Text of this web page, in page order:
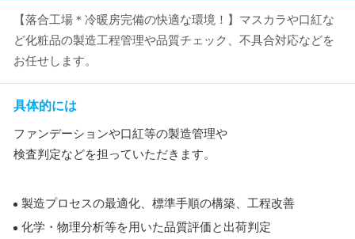
【落合工場＊冷暖房完備の快適な環境！】マスカラや口紅な
ど化粧品の製造工程管理や品質チェック、不具合対応などを
お任せします。
具体的には
ファンデーションや口紅等の製造管理や
検査判定などを担っていただきます。
製造プロセスの最適化、標準手順の構築、工程改善
化学・物理分析等を用いた品質評価と出荷判定